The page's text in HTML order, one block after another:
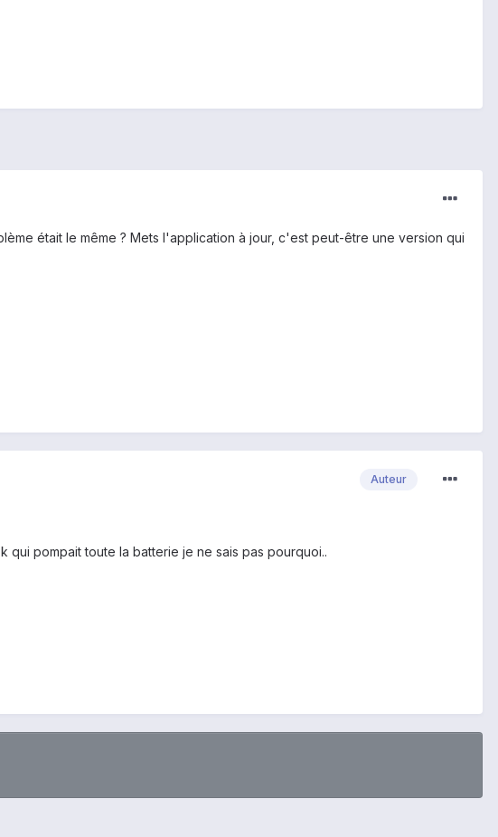
était le même ? Mets l'application à jour, c'est peut-être une version qui
Auteur
pompait toute la batterie je ne sais pas pourquoi..